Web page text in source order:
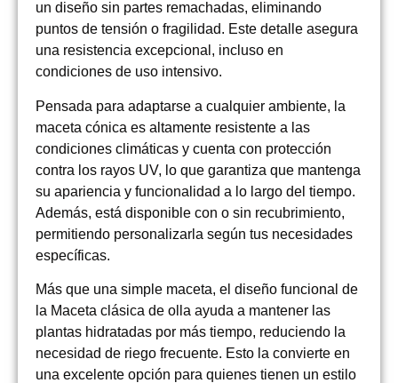
un diseño sin partes remachadas, eliminando
puntos de tensión o fragilidad. Este detalle asegura
una resistencia excepcional, incluso en
condiciones de uso intensivo.
Pensada para adaptarse a cualquier ambiente, la
maceta cónica es altamente resistente a las
condiciones climáticas y cuenta con protección
contra los rayos UV, lo que garantiza que mantenga
su apariencia y funcionalidad a lo largo del tiempo.
Además, está disponible con o sin recubrimiento,
permitiendo personalizarla según tus necesidades
específicas.
Más que una simple maceta, el diseño funcional de
la Maceta clásica de olla ayuda a mantener las
plantas hidratadas por más tiempo, reduciendo la
necesidad de riego frecuente. Esto la convierte en
una excelente opción para quienes tienen un estilo